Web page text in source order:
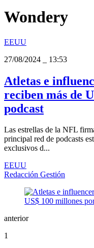
Wondery
EEUU
27/08/2024
13:53
Atletas e
reciben más de
podcast
Las estrellas de la NFL
principal red de podcasts
exclusivos d...
EEUU
Redacción Gestión
anterior
1